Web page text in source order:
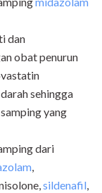
dan
obat penurun
sehingga
yang
dari
,
sildenafil,